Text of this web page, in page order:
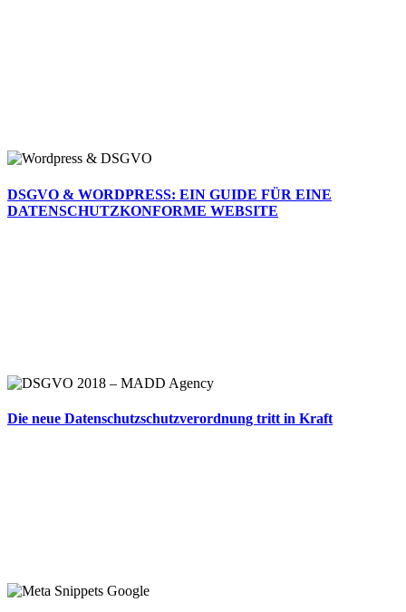
DSGVO & WORDPRESS: EIN GUIDE FÜR EINE
DATENSCHUTZKONFORME WEBSITE
Die neue Datenschutzschutzverordnung tritt in Kraft